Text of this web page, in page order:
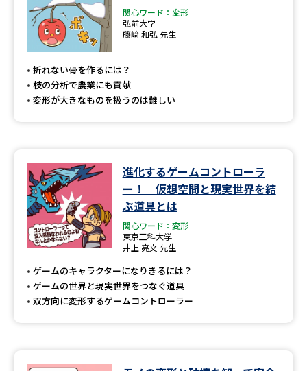
来場型・Web型イベント特集 夢ナビライブ
受験準備
先輩が入学を決めた理由 テレメール全国一斉進学調査
新生活お役立ちガイド
学問発見
関心ワード：変形
弘前大学
藤﨑 和弘 先生
折れない骨を作るには？
枝の分析で農業にも貢献
変形が大きなものを扱うのは難しい
進化するゲームコントローラ
ー！ 仮想空間と現実世界を結
ぶ道具とは
関心ワード：変形
東京工科大学
井上 亮文 先生
ゲームのキャラクターになりきるには？
ゲームの世界と現実世界をつなぐ道具
双方向に変形するゲームコントローラー